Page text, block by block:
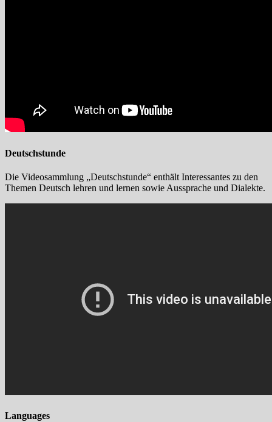
Deutschstunde
Die Videosammlung „Deutschstunde“ enthält Interessantes zu den
Themen Deutsch lehren und lernen sowie Aussprache und Dialekte.
Languages